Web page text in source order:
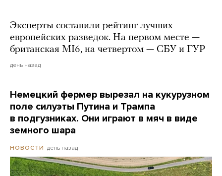
Эксперты составили рейтинг лучших
европейских разведок. На первом месте —
британская MI6, на четвертом — СБУ и ГУР
день назад
Немецкий фермер вырезал на кукурузном
поле силуэты Путина и Трампа
в подгузниках. Они играют в мяч в виде
земного шара
НОВОСТИ день назад